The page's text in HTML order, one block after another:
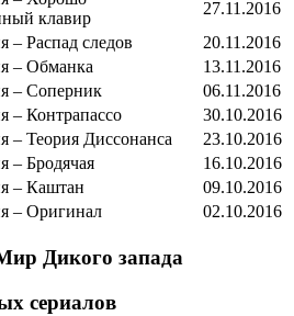
клавир
27.11.2016
– Распад следов
20.11.2016
– Обманка
13.11.2016
– Соперник
06.11.2016
– Контрапассо
30.10.2016
– Теория Диссонанса
23.10.2016
– Бродячая
16.10.2016
– Каштан
09.10.2016
– Оригинал 02.10.2016
Дикого запада
сериалов